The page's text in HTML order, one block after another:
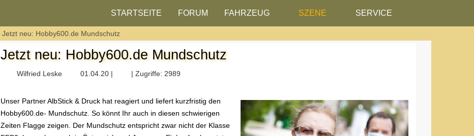
STARTSEITE FORUM FAHRZEUG SZENE SERVICE
Jetzt neu: Hobby600.de Mundschutz
Jetzt neu: Hobby600.de Mundschutz
Wilfried Leske 01.04.20 | | Zugriffe: 2989
Unser Partner AlbStick & Druck hat reagiert und liefert kurzfristig den
Hobby600.de- Mundschutz. So könnt Ihr auch in diesen schwierigen
Zeiten Flagge zeigen. Der Mundschutz entspricht zwar nicht der Klasse